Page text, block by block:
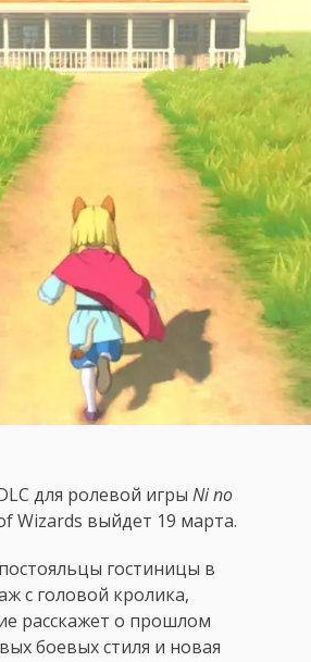
для ролевой игры Ni no
Wizards выйдет 19 марта.
гостиницы в
с головой кролика,
расскажет о прошлом
боевых стиля и новая